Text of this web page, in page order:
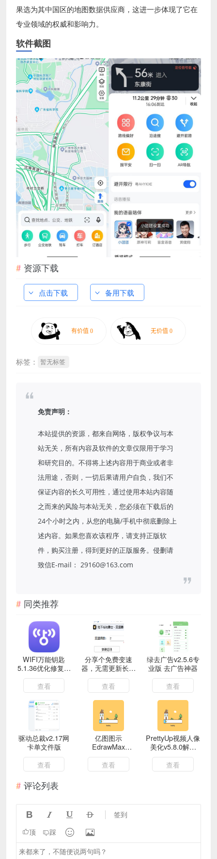
果选为其中国区的地图数据供应商，这进一步体现了它在
专业领域的权威和影响力。
软件截图
资源下载
点击下载 备用下载
标签： 暂无标签
免责声明：
本站提供的资源，都来自网络，版权争议与本
站无关，所有内容及软件的文章仅限用于学习
和研究目的。不得将上述内容用于商业或者非
法用途，否则，一切后果请用户自负，我们不
保证内容的长久可用性，通过使用本站内容随
之而来的风险与本站无关，您必须在下载后的
24个小时之内，从您的电脑/手机中彻底删除上
述内容。如果您喜欢该程序，请支持正版软
件，购买注册，得到更好的正版服务。侵删请
致信E-mail： 29160@163.com
同类推荐
WIFI万能钥匙
5.1.36优化修复版
增加更多可连接
WIF
查看
分享个免费变速
器，无需更新长期
可用
查看
绿去广告v2.5.6专
业版 去广告神器
查看
驱动总裁v2.17网
卡单文件版
查看
亿图图示
EdrawMax
v13.0.2.1071
查看
PrettyUp视频人像
美化v5.8.0解锁
VIP版
查看
评论列表
    签到
顶 踩  